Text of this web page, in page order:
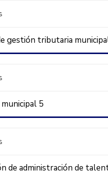
gestión tributaria
5
de administración de